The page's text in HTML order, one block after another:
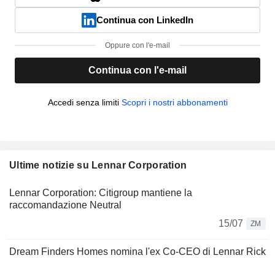
Continua con LinkedIn
Oppure con l'e-mail
Continua con l'e-mail
Accedi senza limiti Scopri i nostri abbonamenti
Ultime notizie su Lennar Corporation
Lennar Corporation: Citigroup mantiene la
raccomandazione Neutral
15/07
ZM
Dream Finders Homes nomina l'ex Co-CEO di Lennar Rick